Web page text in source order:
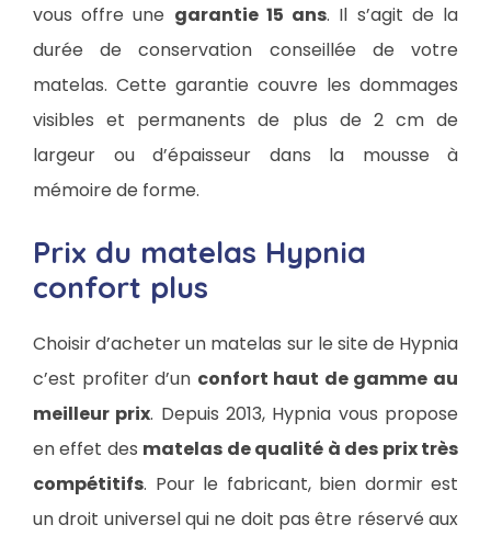
vous offre une garantie 15 ans. Il s’agit de la
durée de conservation conseillée de votre
matelas. Cette garantie couvre les dommages
visibles et permanents de plus de 2 cm de
largeur ou d’épaisseur dans la mousse à
mémoire de forme.
Prix du matelas Hypnia
confort plus
Choisir d’acheter un matelas sur le site de Hypnia
c’est profiter d’un confort haut de gamme au
meilleur prix. Depuis 2013, Hypnia vous propose
en effet des matelas de qualité à des prix très
compétitifs. Pour le fabricant, bien dormir est
un droit universel qui ne doit pas être réservé aux